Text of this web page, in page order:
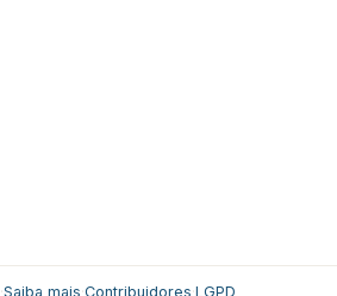
·Saiba mais·Contribuidores·LGPD